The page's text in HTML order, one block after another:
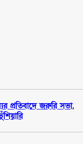
প্রতিবাদে জরুরি সভা,